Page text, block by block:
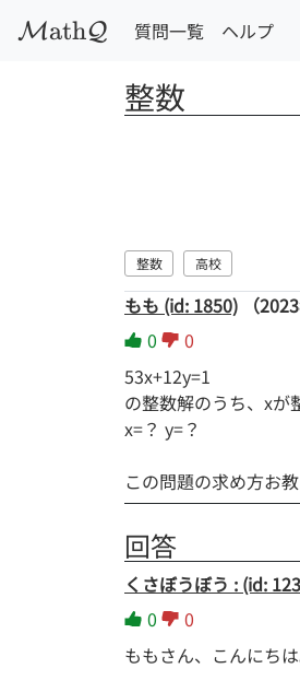
MathQ 質問一覧 ヘルプ
整数
整数 高校
もも (id: 1850)
（
0
0
53x+12y=1
の整数解のうち、xが
x=？ y=？
この問題の求め方お
回答
くさぼうぼう : (id:
0
0
ももさん、こんにちは